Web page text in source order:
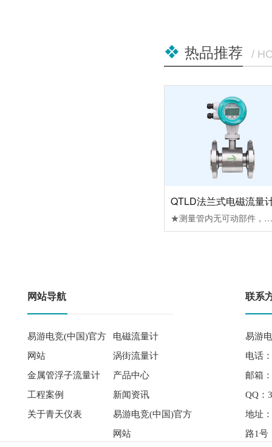
热品推荐 /
QTLD法兰式电磁流量
★测量管内无可动部件，便于维护管理；无阻流部件，因此无压力损失。★被测液体电导率≥5μs/cm，配合各种衬里材料，可适用于测量各种酸、碱、盐溶液及泥浆、矿浆、纸浆等介质的流量。★流量的测量不受流体的密度、粘度、温度、压力和电导率变化的影响，传感器感应电压信号与平均流速呈线性关系，测量精度高。★合理选用衬里及电极材料，可实现良好的耐腐蚀性和耐磨性。★低频矩形波激磁，不受工频及现场各种杂散干扰的影响，工作稳定可靠。★不受流体方向影响，正反向均可准确计量。★量程比1：120(0.1m/s～12m/s)，满量程流速范围宽。★汉字液晶背光显示，可在线修改参数，操作简单方便。★具有空管测量、报警功能，并能适应不同的流体介质。★掉电时间记录功能，自动记录仪表系统电源间断时间，补算漏计流量。★小时总量记录功能，以小时为单位记录流量总量，适用于分时计量制。
网站导航
易游电竞(中国)官方
网站
电磁流量计
涡街流量计
金属管浮子流量计
产品中心
工程案例
新闻资讯
关于青天仪表
易游电竞(中国)官方
网站
联系
易游
电话
邮箱
QQ：
地址
路1号